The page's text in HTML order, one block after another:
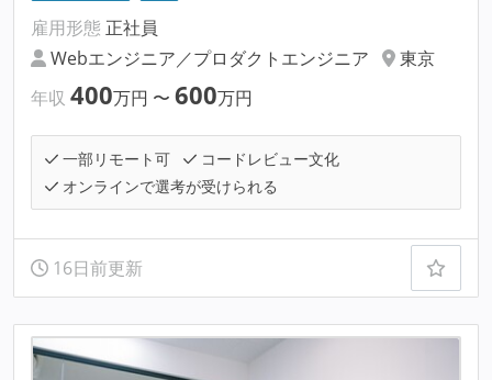
雇用形態 正社員
Webエンジニア／プロダクトエンジニア
東京
年収 400万円 〜 600万円
一部リモート可
コードレビュー文化
オンラインで選考が受けられる
16日前更新